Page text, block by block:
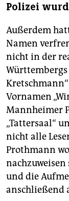
Polizei
Außerdem
Namen
nicht in der
Vornamen
Mannheimer
„Tattersaal“
nicht alle
Prothmann
und die
anschließend